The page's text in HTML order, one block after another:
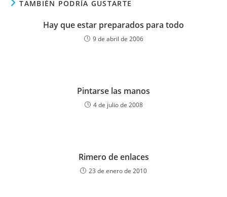
TAMBIÉN PODRÍA GUSTARTE
Hay que estar preparados para todo
9 de abril de 2006
Pintarse las manos
4 de julio de 2008
Rimero de enlaces
23 de enero de 2010